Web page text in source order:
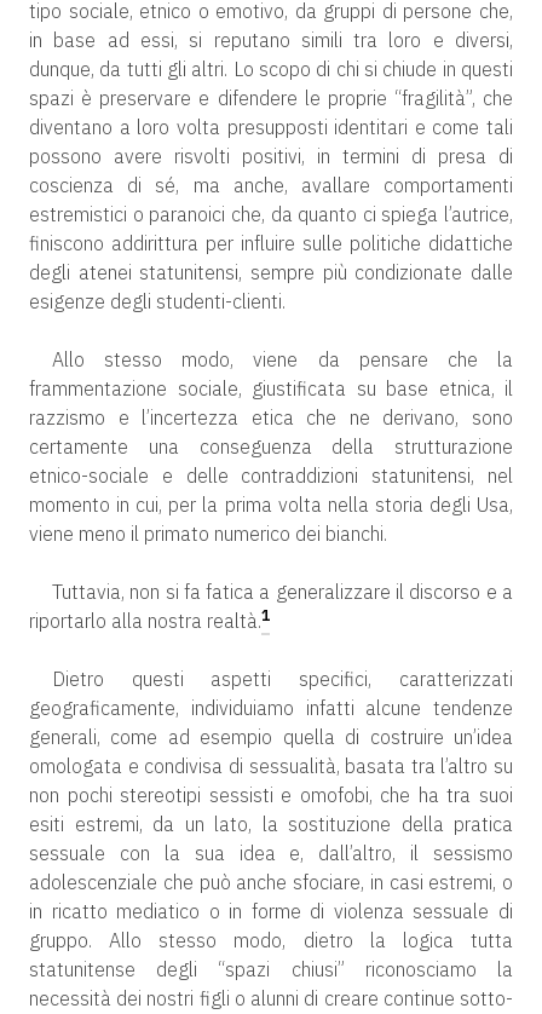
tipo sociale, etnico o emotivo, da gruppi di persone che,
in base ad essi, si reputano simili tra loro e diversi,
dunque, da tutti gli altri. Lo scopo di chi si chiude in questi
spazi è preservare e difendere le proprie “fragilità”, che
diventano a loro volta presupposti identitari e come tali
possono avere risvolti positivi, in termini di presa di
coscienza di sé, ma anche, avallare comportamenti
estremistici o paranoici che, da quanto ci spiega l’autrice,
finiscono addirittura per influire sulle politiche didattiche
degli atenei statunitensi, sempre più condizionate dalle
esigenze degli studenti-clienti.
Allo stesso modo, viene da pensare che la
frammentazione sociale, giustificata su base etnica, il
razzismo e l’incertezza etica che ne derivano, sono
certamente una conseguenza della strutturazione
etnico-sociale e delle contraddizioni statunitensi, nel
momento in cui, per la prima volta nella storia degli Usa,
viene meno il primato numerico dei bianchi.
Tuttavia, non si fa fatica a generalizzare il discorso e a
riportarlo alla nostra realtà.1
Dietro questi aspetti specifici, caratterizzati
geograficamente, individuiamo infatti alcune tendenze
generali, come ad esempio quella di costruire un’idea
omologata e condivisa di sessualità, basata tra l’altro su
non pochi stereotipi sessisti e omofobi, che ha tra suoi
esiti estremi, da un lato, la sostituzione della pratica
sessuale con la sua idea e, dall’altro, il sessismo
adolescenziale che può anche sfociare, in casi estremi, o
in ricatto mediatico o in forme di violenza sessuale di
gruppo. Allo stesso modo, dietro la logica tutta
statunitense degli “spazi chiusi” riconosciamo la
necessità dei nostri figli o alunni di creare continue sotto-